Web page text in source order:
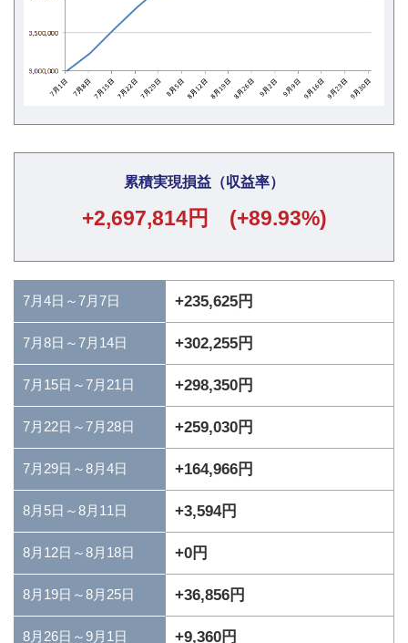
累積実現損益（収益率）
+2,697,814円 (+89.93%)
7月4日～7月7日 +235,625円
7月8日～7月14日 +302,255円
7月15日～7月21日 +298,350円
7月22日～7月28日 +259,030円
7月29日～8月4日 +164,966円
8月5日～8月11日 +3,594円
8月12日～8月18日 +0円
8月19日～8月25日 +36,856円
8月26日～9月1日 +9,360円